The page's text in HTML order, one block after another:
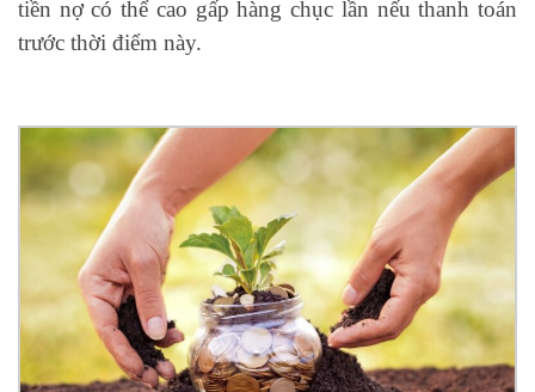
tiền nợ có thể cao gấp hàng chục lần nếu thanh toán
trước thời điểm này.